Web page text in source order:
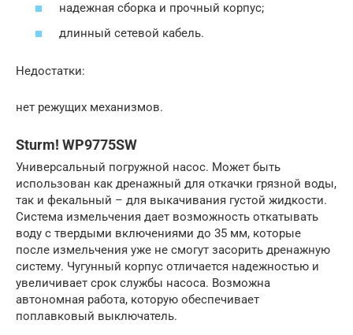
надежная сборка и прочный корпус;
длинный сетевой кабель.
Недостатки:
нет режущих механизмов.
Sturm! WP9775SW
Универсальный погружной насос. Может быть
использован как дренажный для откачки грязной воды,
так и фекальный – для выкачивания густой жидкости.
Система измельчения дает возможность откатывать
воду с твердыми включениями до 35 мм, которые
после измельчения уже не смогут засорить дренажную
систему. Чугунный корпус отличается надежностью и
увеличивает срок службы насоса. Возможна
автономная работа, которую обеспечивает
поплавковый выключатель.